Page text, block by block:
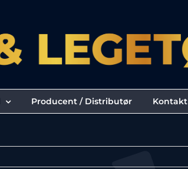
Producent / Distributør Kontakt